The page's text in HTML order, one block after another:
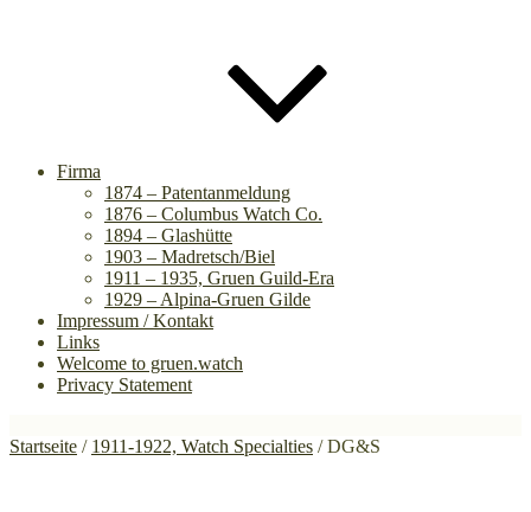
Firma
1874 – Patentanmeldung
1876 – Columbus Watch Co.
1894 – Glashütte
1903 – Madretsch/Biel
1911 – 1935, Gruen Guild-Era
1929 – Alpina-Gruen Gilde
Impressum / Kontakt
Links
Welcome to gruen.watch
Privacy Statement
Startseite / 1911-1922, Watch Specialties / DG&S